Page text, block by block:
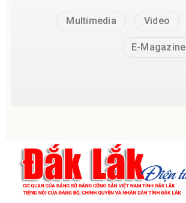
Multimedia Video
E-Magazine